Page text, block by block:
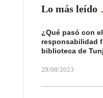
Lo más leído
¿Qué pasó con
responsabilidad
biblioteca de
29/08/2023